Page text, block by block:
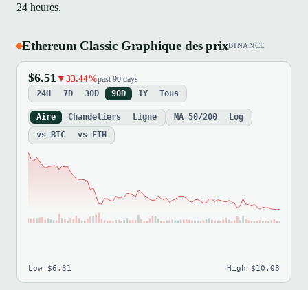
24 heures.
Ethereum Classic Graphique des prixBINANCE
$6.51 ▼33.44%past 90 days
24H 7D 30D 90D 1Y Tous
Aire Chandeliers Ligne MA 50/200
Log
vs BTC
vs ETH
Low $6.31 High $10.08